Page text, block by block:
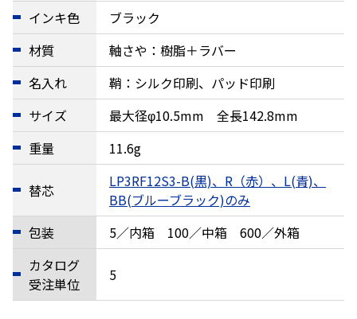
インキ色
ブラック
材質
軸さや：樹脂＋ラバー
名入れ
鞘：シルク印刷、パッド印刷
サイズ
最大径φ10.5mm 全長142.8mm
重量
11.6g
替芯
LP3RF12S3-B(黒)、R（赤）、L(青)、
BB(ブルーブラック)のみ
包装
5／内箱 100／中箱 600／外箱
カタログ
受注単位
5